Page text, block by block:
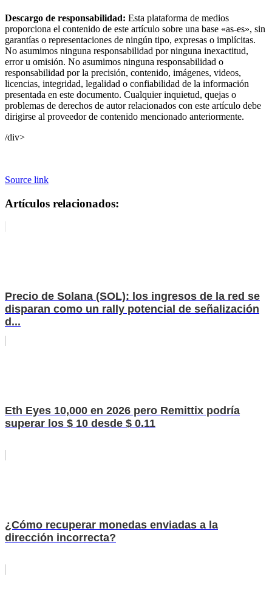
Descargo de responsabilidad: Esta plataforma de medios
proporciona el contenido de este artículo sobre una base «as-es», sin
garantías o representaciones de ningún tipo, expresas o implícitas.
No asumimos ninguna responsabilidad por ninguna inexactitud,
error u omisión. No asumimos ninguna responsabilidad o
responsabilidad por la precisión, contenido, imágenes, videos,
licencias, integridad, legalidad o confiabilidad de la información
presentada en este documento. Cualquier inquietud, quejas o
problemas de derechos de autor relacionados con este artículo debe
dirigirse al proveedor de contenido mencionado anteriormente.
/div>
Source link
Artículos relacionados:
Precio de Solana (SOL): los ingresos de la red se
disparan como un rally potencial de señalización
d...
Eth Eyes 10,000 en 2026 pero Remittix podría
superar los $ 10 desde $ 0.11
¿Cómo recuperar monedas enviadas a la
dirección incorrecta?